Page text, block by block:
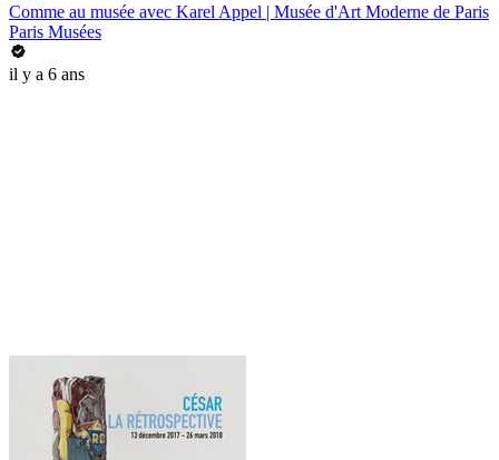
Comme au musée avec Karel Appel | Musée d'Art Moderne de Paris
Paris Musées
il y a 6 ans